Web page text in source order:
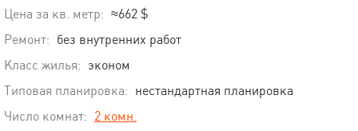
Цена за кв. метр: ≈662 $
Ремонт: без внутренних работ
Класс жилья: эконом
Типовая планировка: нестандартная планировка
Число комнат: 2 комн.